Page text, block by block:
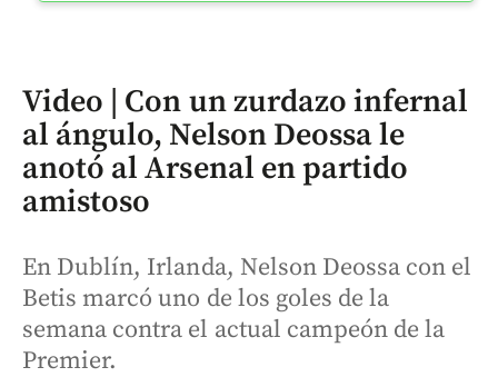
Video | Con un zurdazo infernal
al ángulo, Nelson Deossa le
anotó al Arsenal en partido
amistoso
En Dublín, Irlanda, Nelson Deossa con el
Betis marcó uno de los goles de la
semana contra el actual campeón de la
Premier.